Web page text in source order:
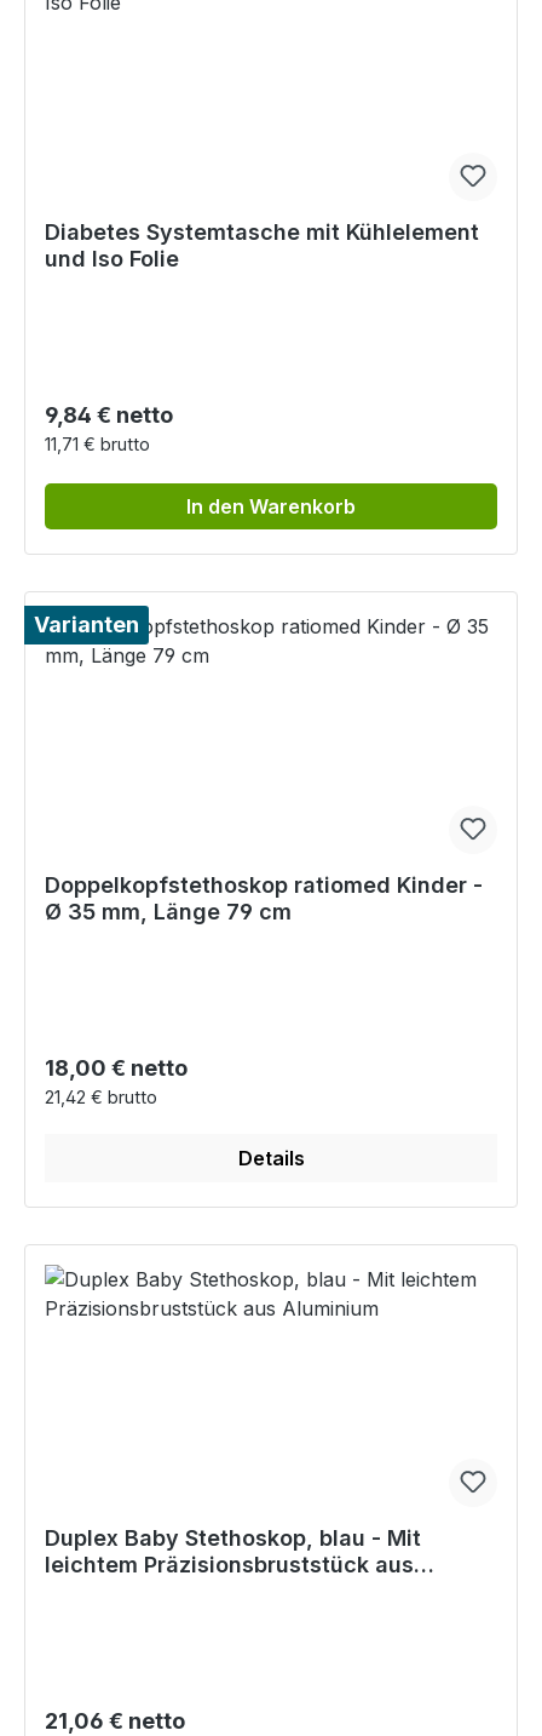
Diabetes Systemtasche mit Kühlelement
und Iso Folie
Regulärer Preis:
9,84 € netto
11,71 € brutto
In den Warenkorb
Varianten
Doppelkopfstethoskop ratiomed Kinder -
Ø 35 mm, Länge 79 cm
Regulärer Preis:
18,00 € netto
21,42 € brutto
Details
Duplex Baby Stethoskop, blau - Mit
leichtem Präzisionsbruststück aus
Regulärer Preis:
21,06 € netto